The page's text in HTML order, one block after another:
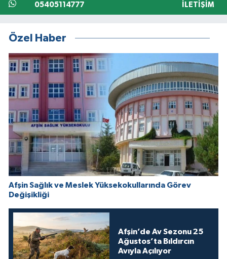
05405114777 İLETIŞIM
Özel Haber
Afşin Sağlık ve Meslek Yüksekokullarında Görev
Değişikliği
Afşin’de Av Sezonu 25
Ağustos’ta Bıldırcın
Avıyla Açılıyor